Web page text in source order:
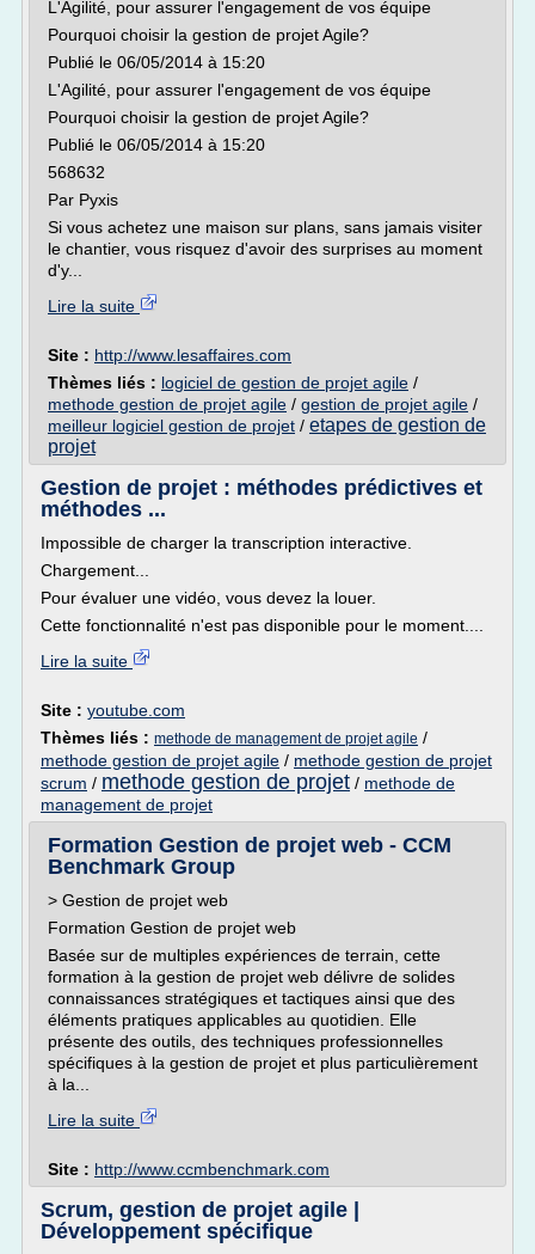
L'Agilité, pour assurer l'engagement de vos équipe
Pourquoi choisir la gestion de projet Agile?
Publié le 06/05/2014 à 15:20
L'Agilité, pour assurer l'engagement de vos équipe
Pourquoi choisir la gestion de projet Agile?
Publié le 06/05/2014 à 15:20
568632
Par Pyxis
Si vous achetez une maison sur plans, sans jamais visiter
le chantier, vous risquez d'avoir des surprises au moment
d'y...
Lire la suite
Site : http://www.lesaffaires.com
Thèmes liés : logiciel de gestion de projet agile /
methode gestion de projet agile / gestion de projet agile /
meilleur logiciel gestion de projet / etapes de gestion de
projet
Gestion de projet : méthodes prédictives et
méthodes ...
Impossible de charger la transcription interactive.
Chargement...
Pour évaluer une vidéo, vous devez la louer.
Cette fonctionnalité n'est pas disponible pour le moment....
Lire la suite
Site : youtube.com
Thèmes liés : methode de management de projet agile /
methode gestion de projet agile / methode gestion de projet
scrum / methode gestion de projet / methode de
management de projet
Formation Gestion de projet web - CCM
Benchmark Group
> Gestion de projet web
Formation Gestion de projet web
Basée sur de multiples expériences de terrain, cette
formation à la gestion de projet web délivre de solides
connaissances stratégiques et tactiques ainsi que des
éléments pratiques applicables au quotidien. Elle
présente des outils, des techniques professionnelles
spécifiques à la gestion de projet et plus particulièrement
à la...
Lire la suite
Site : http://www.ccmbenchmark.com
Scrum, gestion de projet agile |
Développement spécifique